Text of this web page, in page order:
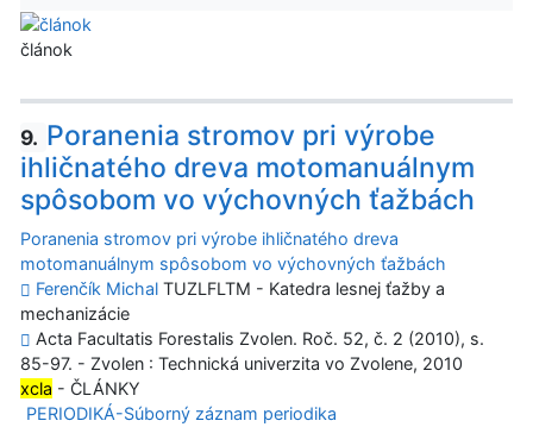
článok
9. Poranenia stromov pri výrobe
ihličnatého dreva motomanuálnym
spôsobom vo výchovných ťažbách
Poranenia stromov pri výrobe ihličnatého dreva
motomanuálnym spôsobom vo výchovných ťažbách
Ferenčík Michal TUZLFLTM - Katedra lesnej ťažby a
mechanizácie
Acta Facultatis Forestalis Zvolen. Roč. 52, č. 2 (2010), s.
85-97. - Zvolen : Technická univerzita vo Zvolene, 2010
xcla - ČLÁNKY
PERIODIKÁ-Súborný záznam periodika